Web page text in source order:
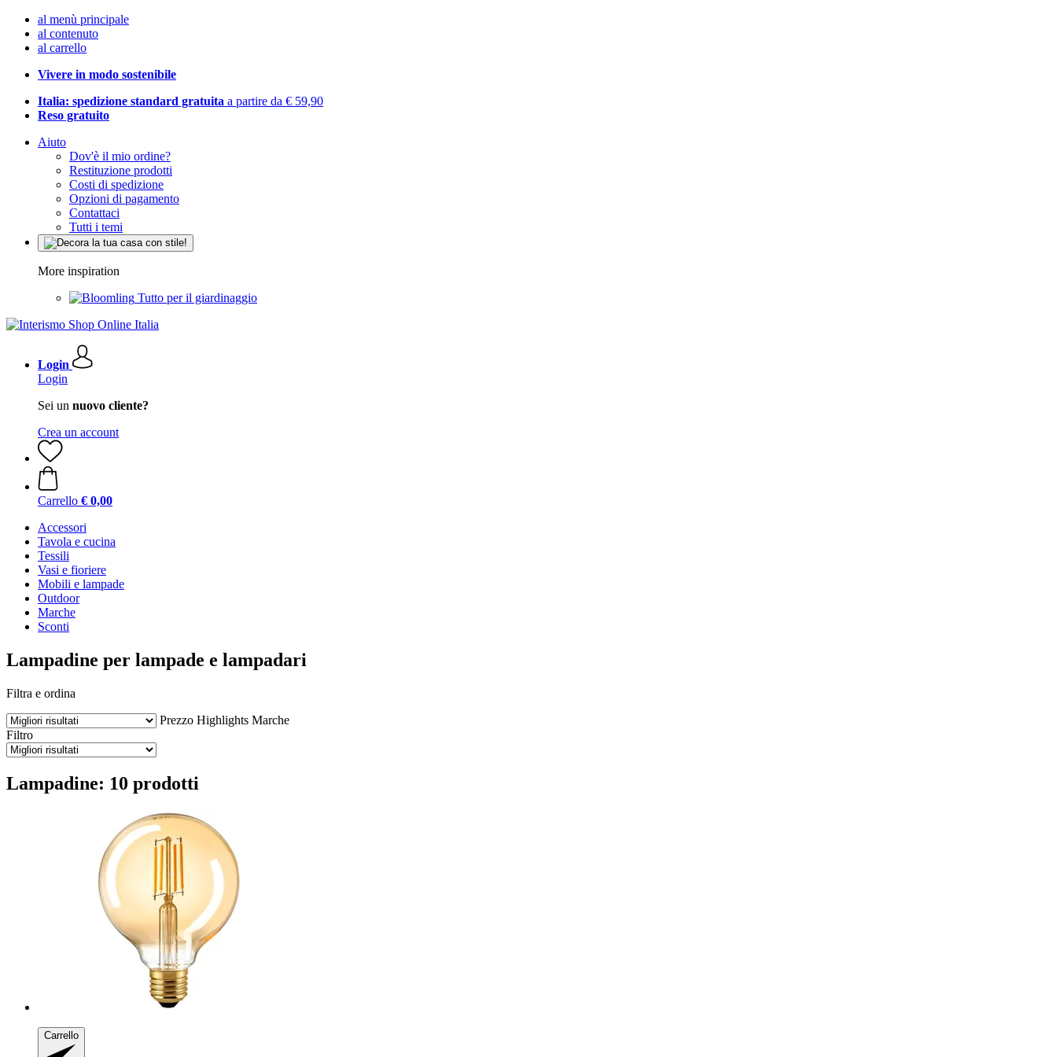
al menù principale
al contenuto
al carrello
Vivere in modo sostenibile
Italia: spedizione standard gratuita a partire da € 59,90
Reso gratuito
Aiuto
Dov'è il mio ordine?
Restituzione prodotti
Costi di spedizione
Opzioni di pagamento
Contattaci
Tutti i temi
More inspiration
Tutto per il giardinaggio
Login
Login
Sei un nuovo cliente?
Crea un account
Carrello € 0,00
Accessori
Tavola e cucina
Tessili
Vasi e fioriere
Mobili e lampade
Outdoor
Marche
Sconti
Lampadine per lampade e lampadari
Filtra e ordina
Prezzo Highlights Marche
Filtro
Lampadine: 10 prodotti
Carrello